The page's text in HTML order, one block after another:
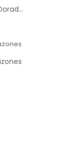
Caja Tipo Box Lunch Corazones Dorados